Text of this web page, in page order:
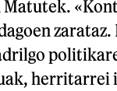
Matutek.
herritarrei